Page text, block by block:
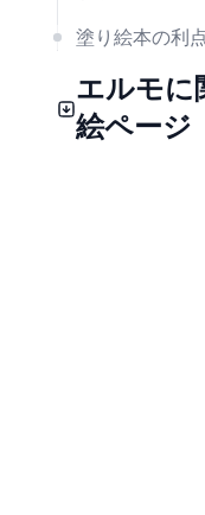
塗り絵本の利
エルモに
絵ページ